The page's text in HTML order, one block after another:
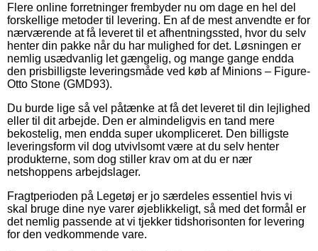
Flere online forretninger frembyder nu om dage en hel del
forskellige metoder til levering. En af de mest anvendte er for
nærværende at få leveret til et afhentningssted, hvor du selv
henter din pakke når du har mulighed for det. Løsningen er
nemlig usædvanlig let gængelig, og mange gange endda
den prisbilligste leveringsmåde ved køb af Minions – Figure-
Otto Stone (GMD93).
Du burde lige så vel påtænke at få det leveret til din lejlighed
eller til dit arbejde. Den er almindeligvis en tand mere
bekostelig, men endda super ukompliceret. Den billigste
leveringsform vil dog utvivlsomt være at du selv henter
produkterne, som dog stiller krav om at du er nær
netshoppens arbejdslager.
Fragtperioden på Legetøj er jo særdeles essentiel hvis vi
skal bruge dine nye varer øjeblikkeligt, så med det formål er
det nemlig passende at vi tjekker tidshorisonten for levering
for den vedkommende vare.